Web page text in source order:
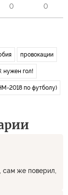
0 0
провокации
нужен гол!
2018 по футболу)
сам же поверил,